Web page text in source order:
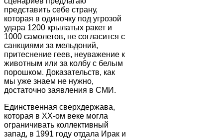
представить себе страну,
которая в одиночку под угрозой
удара 1200 крылатых ракет и
1000 самолетов, не согласится с
санкциями за мельдоний,
притеснение геев, неуважение к
животным или за колбу с белым
порошком. Доказательств, как
мы уже знаем не нужно,
достаточно заявления в СМИ.
Единственная сверхдержава,
которая в ХХ-ом веке могла
ограничивать коллективный
запад, в 1991 году отдала Ирак и